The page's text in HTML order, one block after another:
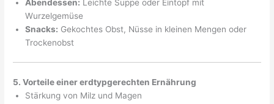
Abendessen: Leichte Suppe oder Eintopf mit
Wurzelgemüse
Snacks: Gekochtes Obst, Nüsse in kleinen Mengen oder
Trockenobst
5. Vorteile einer erdtypgerechten Ernährung
Stärkung von Milz und Magen